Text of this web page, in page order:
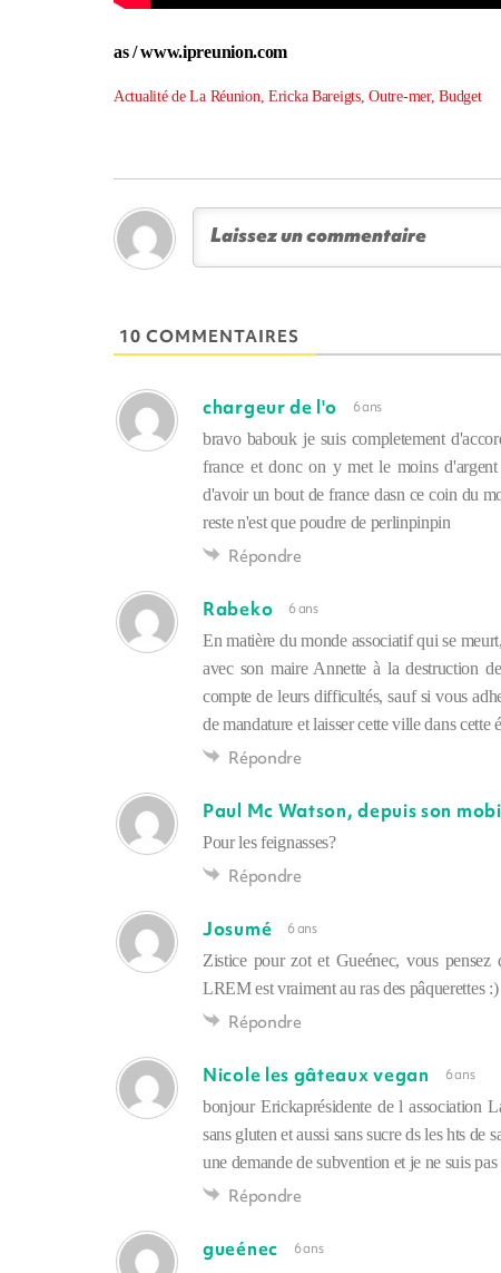
as / www.ipreunion.com
Actualité de La Réunion, Ericka Bareigts, Outre-mer, Budget
10 COMMENTAIRES
chargeur de l'o 6 ans
bravo babouk je suis completement
france et donc on y met le moins
d'avoir un bout de france dasn ce coin du
reste n'est que poudre de perlinpinpin
Répondre
Rabeko 6 ans
En matière du monde associatif qui se
avec son maire Annette à la destruction
compte de leurs difficultés, sauf si vous
de mandature et laisser cette ville dans cette
Répondre
Paul Mc Watson, depuis son
Pour les feignasses?
Répondre
Josumé 6 ans
Zistice pour zot et Gueénec, vous
LREM est vraiment au ras des pâquerettes :)
Répondre
Nicole les gâteaux vegan 6 ans
bonjour Erickaprésidente de l association
sans gluten et aussi sans sucre ds les hts
une demande de subvention et je ne suis
Répondre
gueénec 6 ans